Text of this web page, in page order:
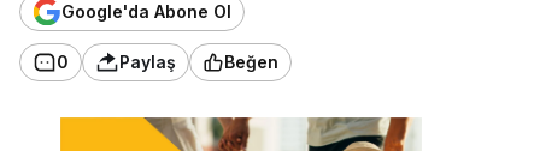
Google'da Abone Ol
0 Paylaş Beğen